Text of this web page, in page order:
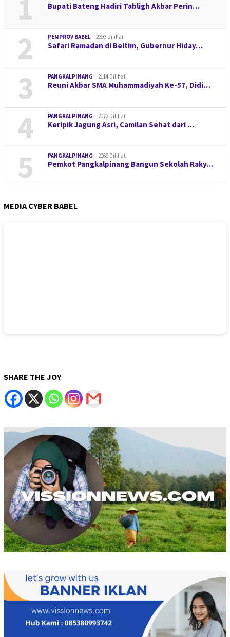
1 Bupati Bateng Hadiri Tabligh Akbar Perin…
2 PEMPROV BABEL 2393 Dilihat
Safari Ramadan di Beltim, Gubernur Hiday…
3 PANGKALPINANG 2114 Dilihat
Reuni Akbar SMA Muhammadiyah Ke-57, Didi…
4 PANGKALPINANG 2072 Dilihat
Keripik Jagung Asri, Camilan Sehat dari …
5 PANGKALPINANG 2069 Dilihat
Pemkot Pangkalpinang Bangun Sekolah Raky…
MEDIA CYBER BABEL
SHARE THE JOY